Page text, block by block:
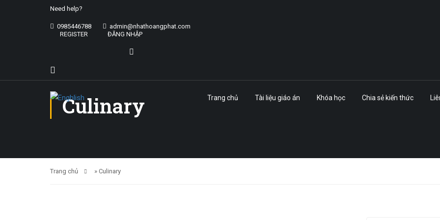
Need help?
0985446788
admin@nhathoangphat.com
REGISTER
ĐĂNG NHẬP
Trang chủ Tài liệu giáo án Khóa học Chia sẻ kiến thức
Culinary
Trang chủ » Culinary